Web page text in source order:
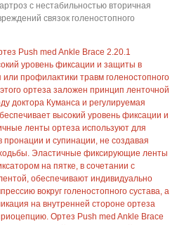
с нестабильностью вторичная
связок голеностопного
Push med Ankle Brace 2.20.1
уровень фиксации и защиты в
профилактики травм голеностопного
ортеза заложен принцип ленточной
доктора Куманса и регулируемая
высокий уровень фиксации и
ленты ортеза используют для
пронации и супинации, не создавая
Эластичные фиксирующие ленты
на пятке, в сочетании с
обеспечивают индивидуально
вокруг голеностопного сустава, а
на внутренней стороне ортеза
Ортез Push med Ankle Brace